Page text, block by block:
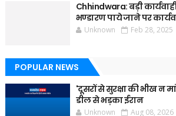
Chhindwara: बड़ी
भण्डारण पाये जाने पर
Unknown Feb 28, 2025
POPULAR NEWS
'दूसरों से सुरक्षा की भीख न
डील से भड़का ईरान
Unknown Aug 08, 2026